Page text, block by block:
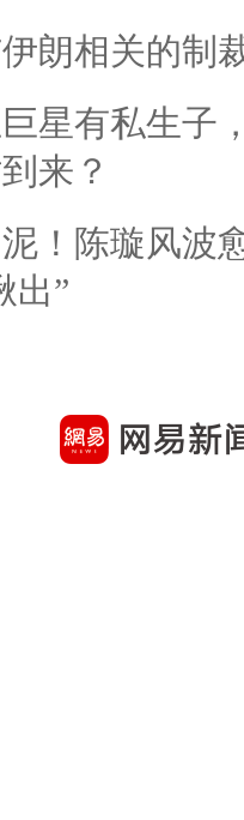
朗相关的制
星有私生子
来？
！陈璇风波
出”